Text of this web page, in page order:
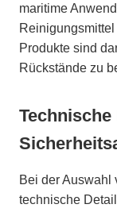
maritime
Produkte sind
Rückstände zu
Bei der Auswahl
technische